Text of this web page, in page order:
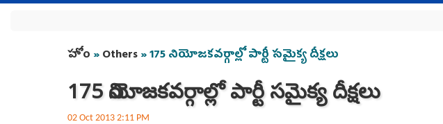
You are here
హోం »Others» 175 నియోజకవర్గాల్లో పార్టీ సమైక్య దీక్షలు
175 నియోజకవర్గాల్లో పార్టీ సమైక్య దీక్షలు
02 Oct 2013 2:11 PM